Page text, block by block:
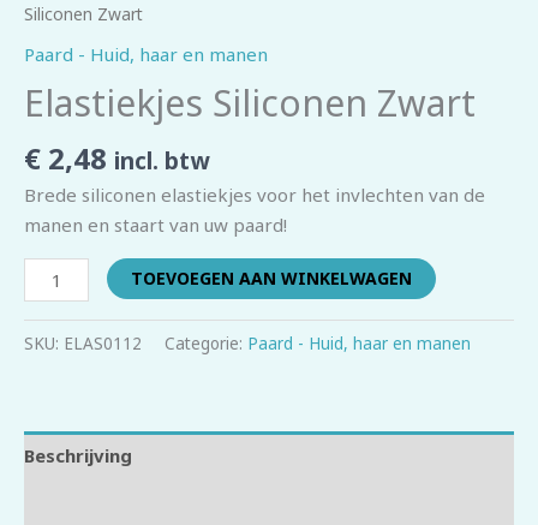
Siliconen Zwart
Paard - Huid, haar en manen
Elastiekjes Siliconen Zwart
€ 2,48 incl. btw
Brede siliconen elastiekjes voor het invlechten van de
manen en staart van uw paard!
TOEVOEGEN AAN WINKELWAGEN
SKU: ELAS0112 Categorie: Paard - Huid, haar en manen
Beschrijving